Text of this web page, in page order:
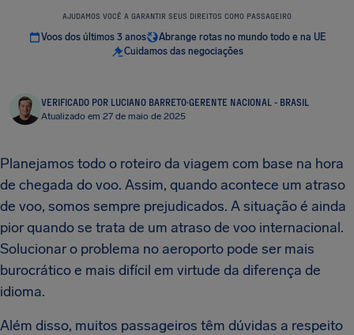
AJUDAMOS VOCÊ A GARANTIR SEUS DIREITOS COMO PASSAGEIRO
Voos dos últimos 3 anos
Abrange rotas no mundo todo e na UE
Cuidamos das negociações
VERIFICADO POR LUCIANO BARRETO·GERENTE NACIONAL - BRASIL
Atualizado em 27 de maio de 2025
Planejamos todo o roteiro da viagem com base na hora
de chegada do voo. Assim, quando acontece um atraso
de voo, somos sempre prejudicados. A situação é ainda
pior quando se trata de um atraso de voo internacional.
Solucionar o problema no aeroporto pode ser mais
burocrático e mais difícil em virtude da diferença de
idioma.
Além disso, muitos passageiros têm dúvidas a respeito